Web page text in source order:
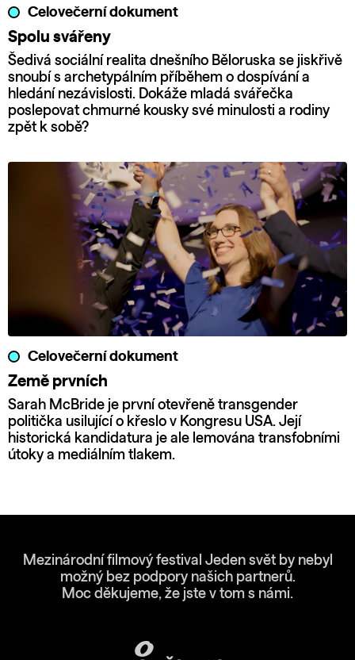
Celovečerní dokument
Spolu svářeny
Šedivá sociální realita dnešního Běloruska se jiskřivě
snoubí s archetypálním příběhem o dospívání a
hledání nezávislosti. Dokáže mladá svářečka
poslepovat chmurné kousky své minulosti a rodiny
zpět k sobě?
Celovečerní dokument
Země prvních
Sarah McBride je první otevřeně transgender
politička usilující o křeslo v Kongresu USA. Její
historická kandidatura je ale lemována transfobními
útoky a mediálním tlakem.
Mezinárodní filmový festival Jeden svět by nebyl
možný bez podpory našich partnerů.
Moc děkujeme, že jste v tom s námi.